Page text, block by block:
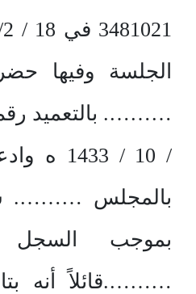
الجلسة وفيها
/ 10 /
بالمجلس ……….
بموجب السجل